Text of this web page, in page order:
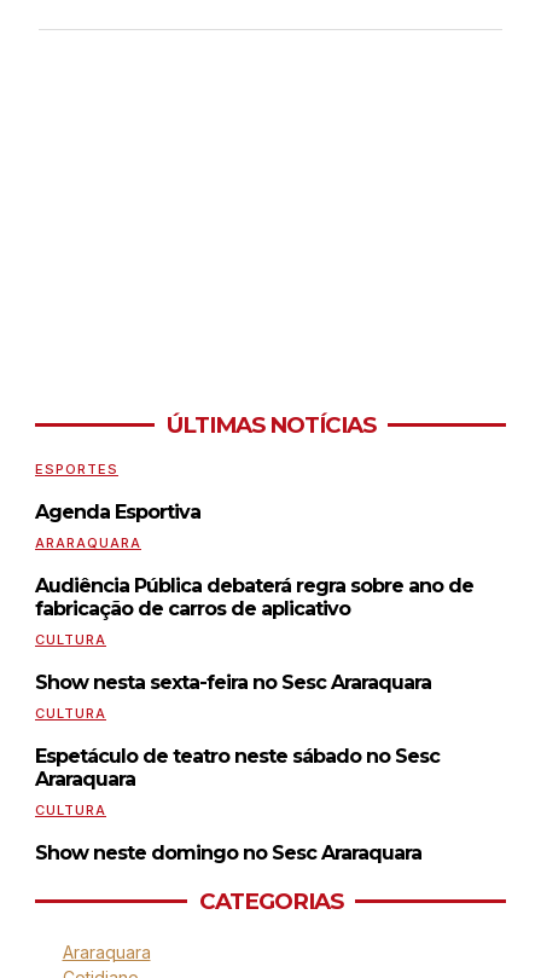
ÚLTIMAS NOTÍCIAS
ESPORTES
Agenda Esportiva
ARARAQUARA
Audiência Pública debaterá regra sobre ano de
fabricação de carros de aplicativo
CULTURA
Show nesta sexta-feira no Sesc Araraquara
CULTURA
Espetáculo de teatro neste sábado no Sesc
Araraquara
CULTURA
Show neste domingo no Sesc Araraquara
CATEGORIAS
Araraquara